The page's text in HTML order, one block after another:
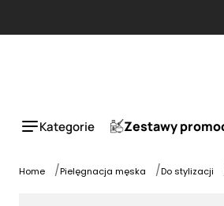
Kategorie Zestawy
Home Pielęgnacja męska Do stylizacji